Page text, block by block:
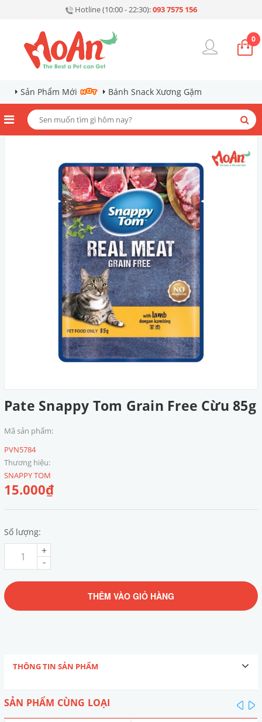
Hotline (10:00 - 22:30):093 7575 156
0
Sản Phẩm Mới Bánh Snack Xương Gặm
Pate Snappy Tom Grain Free Cừu 85g
Mã sản phẩm:
PVN5784
Thương hiệu:
SNAPPY TOM
15.000₫
Số lượng:
-
+
THÊM VÀO GIỎ HÀNG
THÔNG TIN SẢN PHẨM
SẢN PHẨM CÙNG LOẠI